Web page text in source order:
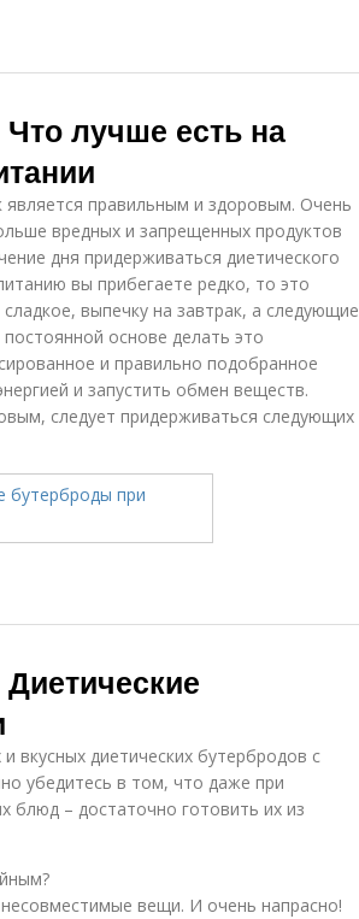
лучше есть на
правильным и здоровым. Очень
вредных и запрещенных продуктов
дня придерживаться диетического
вы прибегаете редко, то это
выпечку на завтрак, а следующие
основе делать это
и правильно подобранное
и запустить обмен веществ.
следует придерживаться следующих
вкусных диетических бутербродов с
убедитесь в том, что даже при
блюд – достаточно готовить их из
вещи. И очень напрасно!